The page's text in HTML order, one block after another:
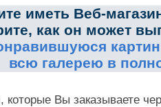
иметь Веб-
как он может
всю галерею в
которые Вы заказываете